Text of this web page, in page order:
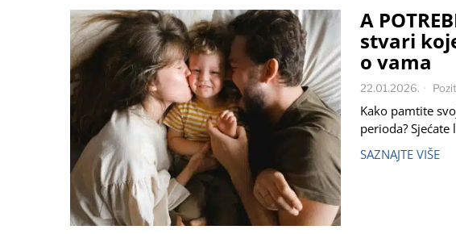
A
stvari
o vama
22.01.2026.
Kako pamtite
perioda?
SAZNAJTE VIŠE